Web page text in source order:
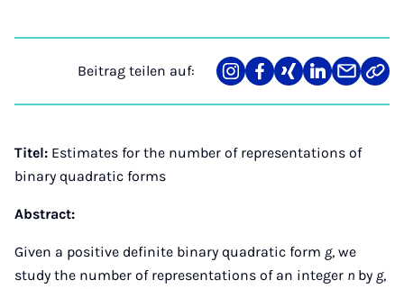
Beitrag teilen auf:
Teilen
auf
Teilen
auf
Teilen
auf
Teilen
auf
Teilen
über
Mail
Link
Titel: Estimates for the number of representations of
binary quadratic forms
Abstract:
Given a positive definite binary quadratic form g, we
study the number of representations of an integer n by g,